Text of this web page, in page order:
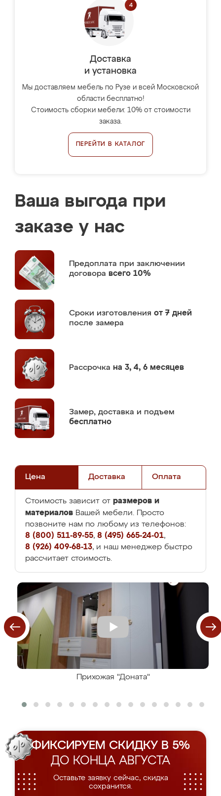
Доставка
и установка
Мы доставляем мебель по Рузе и всей Московской
области бесплатно!
Стоимость сборки мебели: 10% от стоимости
заказа.
ПЕРЕЙТИ В КАТАЛОГ
Ваша выгода при
заказе у нас
Предоплата при заключении
договора всего 10%
Сроки изготовления от 7 дней
после замера
Рассрочка на 3, 4, 6 месяцев
Замер, доставка и подъем
бесплатно
Цена Доставка Оплата
Стоимость зависит от размеров и
материалов Вашей мебели. Просто
позвоните нам по любому из телефонов:
8 (800) 511-89-55, 8 (495) 665-24-01,
8 (926) 409-68-13, и наш менеджер быстро
рассчитает стоимость.
Прихожая "Доната"
ФИКСИРУЕМ СКИДКУ В 5%
ДО КОНЦА АВГУСТА
Оставьте заявку сейчас, скидка
сохранится.